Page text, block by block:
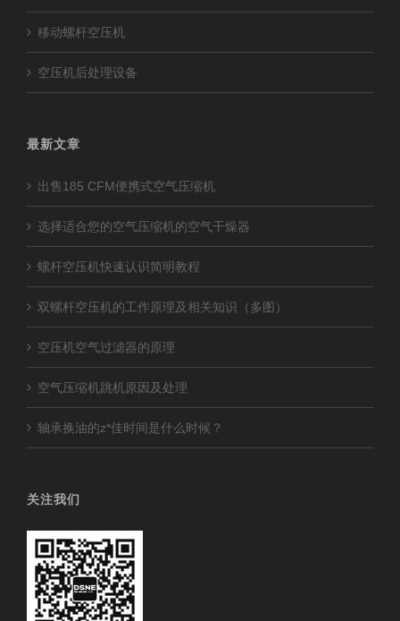
移动螺杆空压机
空压机后处理设备
最新文章
出售185 CFM便携式空气压缩机
选择适合您的空气压缩机的空气干燥器
螺杆空压机快速认识简明教程
双螺杆空压机的工作原理及相关知识（多图）
空压机空气过滤器的原理
空气压缩机跳机原因及处理
轴承换油的z*佳时间是什么时候？
关注我们